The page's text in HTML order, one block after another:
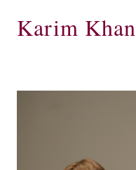
Karim Khan